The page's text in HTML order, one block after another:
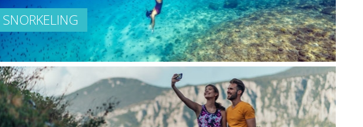
SNORKELING